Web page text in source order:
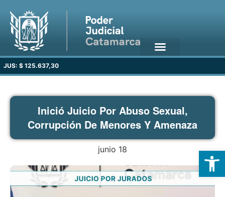
JUS: $ 125.637,30
Inició Juicio Por Abuso Sexual,
Corrupción De Menores Y Amenaza
junio 18